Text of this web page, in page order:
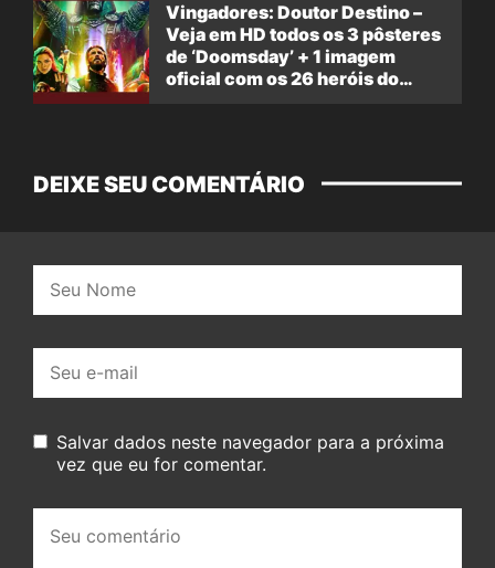
Vingadores: Doutor Destino –
Veja em HD todos os 3 pôsteres
de ‘Doomsday’ + 1 imagem
oficial com os 26 heróis do
DEIXE SEU COMENTÁRIO
mail:
Salvar dados neste navegador para a próxima
vez que eu for comentar.
comentário: